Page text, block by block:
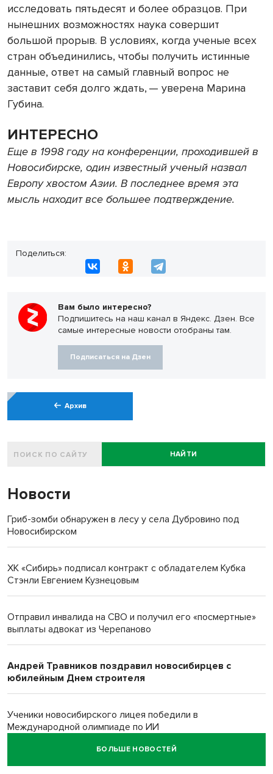
исследовать пятьдесят и более образцов. При
нынешних возможностях наука совершит
большой прорыв. В условиях, когда ученые всех
стран объединились, чтобы получить истинные
данные, ответ на самый главный вопрос не
заставит себя долго ждать, — уверена Марина
Губина.
ИНТЕРЕСНО
Еще в 1998 году на конференции, проходившей в
Новосибирске, один известный ученый назвал
Европу хвостом Азии. В последнее время эта
мысль находит все большее подтверждение.
Поделиться:
Вам было интересно?
Подпишитесь на наш канал в Яндекс. Дзен. Все
самые интересные новости отобраны там.
Подписаться на Дзен
Архив
НАЙТИ
Новости
Гриб-зомби обнаружен в лесу у села Дубровино под
Новосибирском
ХК «Сибирь» подписал контракт с обладателем Кубка
Стэнли Евгением Кузнецовым
Отправил инвалида на СВО и получил его «посмертные»
выплаты адвокат из Черепаново
Андрей Травников поздравил новосибирцев с
юбилейным Днем строителя
Ученики новосибирского лицея победили в
Международной олимпиаде по ИИ
Остановку электричек о.п. Радуга Сибири начали строить
БОЛЬШЕ НОВОСТЕЙ